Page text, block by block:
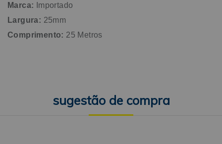
Marca: Importado
Largura: 25mm
Comprimento: 25 Metros